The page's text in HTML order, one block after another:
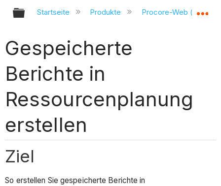
Globale Hierarchie auf- und
Startseite Produkte Procore-Web
Gespeicherte
Berichte in
Ressourcenplanung
erstellen
Ziel
So erstellen Sie gespeicherte Berichte in